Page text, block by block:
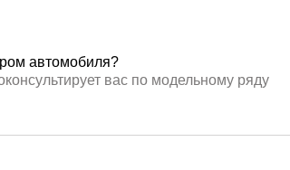
автомобиля?
вас по модельному ряду